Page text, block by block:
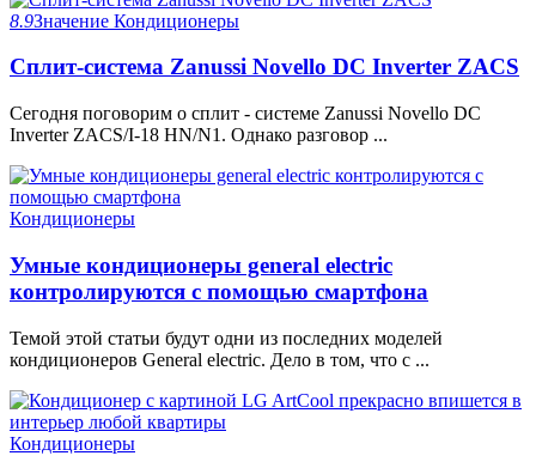
8.9Значение Кондиционеры
Сплит-система Zanussi Novello DC Inverter ZACS
Сегодня поговорим о сплит - системе Zanussi Novello DC
Inverter ZACS/I-18 HN/N1. Однако разговор ...
Кондиционеры
Умные кондиционеры general electric
контролируются с помощью смартфона
Темой этой статьи будут одни из последних моделей
кондиционеров General electric. Дело в том, что с ...
Кондиционеры